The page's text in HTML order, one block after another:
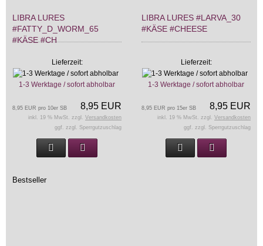
LIBRA LURES
#FATTY_D_WORM_65
#KÄSE #CH
Lieferzeit:
1-3 Werktage / sofort abholbar
8,95 EUR
8,95 EUR pro 10er SB
inkl. 19 % MwSt. zzgl. Versandkosten
ggf. zzgl. Sperrgutzuschlag
LIBRA LURES #LARVA_30
#KÄSE #CHEESE
Lieferzeit:
1-3 Werktage / sofort abholbar
8,95 EUR
8,95 EUR pro 15er SB
inkl. 19 % MwSt. zzgl. Versandkosten
ggf. zzgl. Sperrgutzuschlag
Bestseller